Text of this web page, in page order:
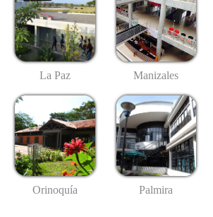
La Paz Manizales
Orinoquía Palmira